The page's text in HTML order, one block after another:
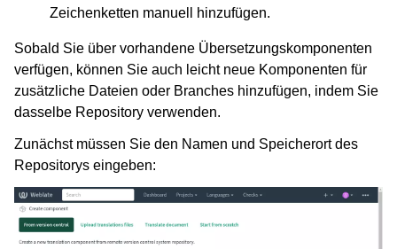
Zeichenketten manuell hinzufügen.
Sobald Sie über vorhandene Übersetzungskomponenten
verfügen, können Sie auch leicht neue Komponenten für
zusätzliche Dateien oder Branches hinzufügen, indem Sie
dasselbe Repository verwenden.
Zunächst müssen Sie den Namen und Speicherort des
Repositorys eingeben: